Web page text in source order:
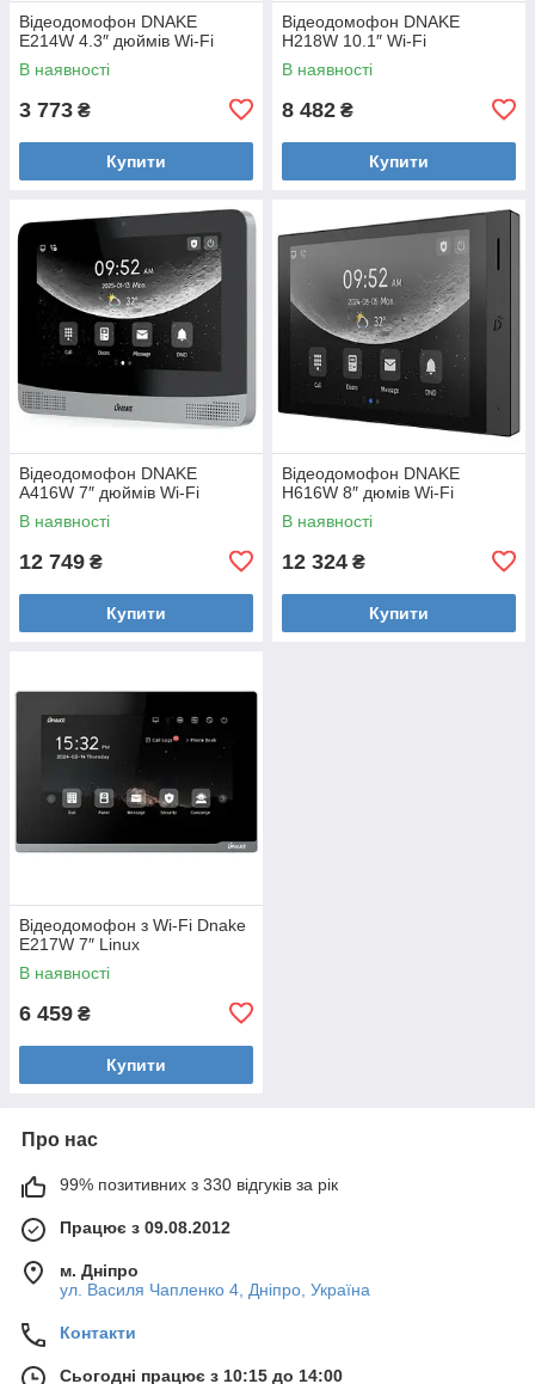
Відеодомофон DNAKE
E214W 4.3″ дюймів Wi-Fi
В наявності
3 773 ₴
Купити
Відеодомофон DNAKE
H218W 10.1″ Wi-Fi
В наявності
8 482 ₴
Купити
Відеодомофон DNAKE
A416W 7″ дюймів Wi-Fi
В наявності
12 749 ₴
Купити
Відеодомофон DNAKE
H616W 8″ дюмів Wi-Fi
В наявності
12 324 ₴
Купити
Відеодомофон з Wi-Fi Dnake
E217W 7″ Linux
В наявності
6 459 ₴
Купити
Про нас
99% позитивних з 330 відгуків за рік
Працює з 09.08.2012
м. Дніпро
ул. Василя Чапленко 4, Дніпро, Україна
Контакти
Сьогодні працює з 10:15 до 14:00